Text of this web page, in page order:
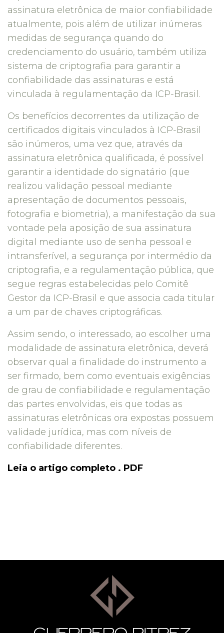
assinatura eletrônica de maior confiabilidade
atualmente, pois além de utilizar inúmeras
medidas de segurança quando do
credenciamento do usuário, também utiliza
sistema de criptografia para garantir a
confiabilidade das assinaturas e está
vinculada à regulamentação da ICP-Brasil.
Os benefícios decorrentes da utilização de
certificados digitais vinculados à ICP-Brasil
são inúmeros, uma vez que, através da
assinatura eletrônica qualificada, é possível
garantir a identidade do signatário (que
realizou validação pessoal mediante
apresentação de documentos pessoais,
fotografia e biometria), a manifestação da sua
vontade pela aposição de sua assinatura
digital mediante uso de senha pessoal e
intransferível, a segurança por intermédio da
criptografia, e a regulamentação pública, que
segue regras estabelecidas pelo Comitê
Gestor da ICP-Brasil e que associa cada titular
a um par de chaves criptográficas.
Assim sendo, o interessado, ao escolher uma
modalidade de assinatura eletrônica, deverá
observar qual a finalidade do instrumento a
ser firmado, bem como eventuais exigências
de grau de confiabilidade e regulamentação
das partes envolvidas, eis que todas as
assinaturas eletrônicas ora expostas possuem
validade jurídica, mas com níveis de
confiabilidade diferentes.
Leia o artigo completo . PDF